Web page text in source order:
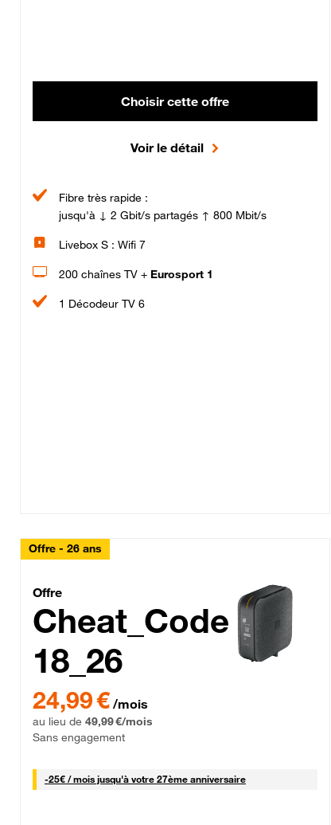
Choisir cette offre
Voir le détail
Fibre très rapide :
jusqu'à ↓ 2 Gbit/s partagés ↑ 800 Mbit/s
Livebox S : Wifi 7
200 chaînes TV + Eurosport 1
1 Décodeur TV 6
Offre - 26 ans
Cheat_Code
Offre
Cheat_Code
18_26
24,99 € /mois
au lieu de 49,99 €/mois
Sans engagement
-25€ / mois25 € par mois
jusqu'à votre 27ème anniversaire